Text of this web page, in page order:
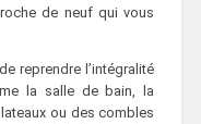
de neuf qui vous
reprendre l’intégralité
la salle de bain, la
ou des combles